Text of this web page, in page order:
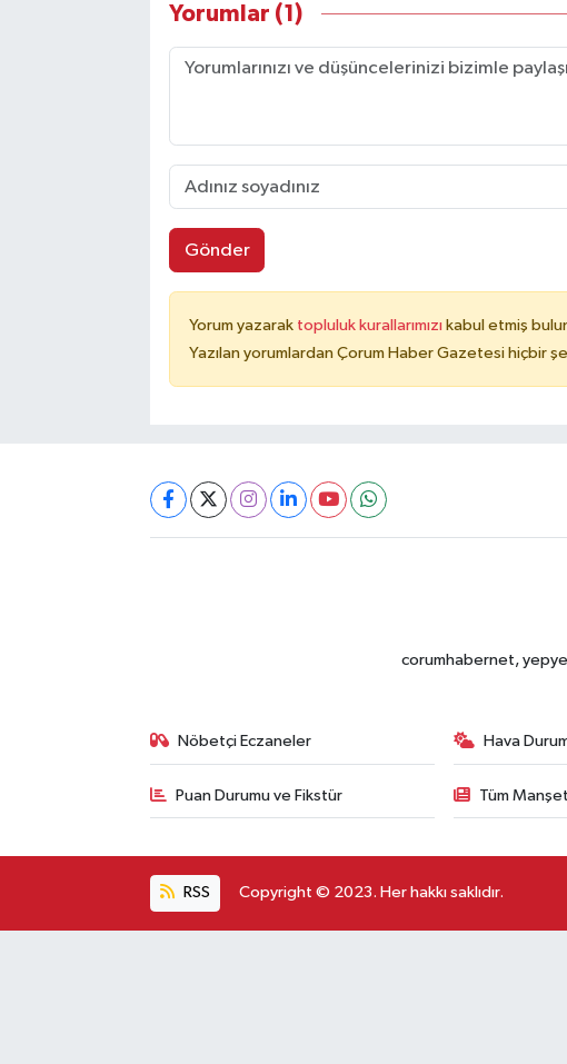
Yorumlar (1)
Gönder
Yorum yazarak topluluk kurallarımızı kabul etmiş
Yazılan yorumlardan Çorum Haber Gazetesi hiçbir
corumhabernet,
Nöbetçi Eczaneler Hava
Puan Durumu ve Fikstür Tüm
RSS Copyright © 2023. Her hakkı saklıdır.